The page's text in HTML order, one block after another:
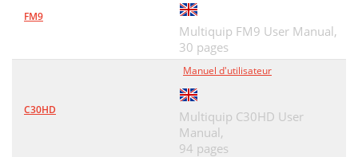
FM9
Multiquip FM9 User Manual,
30 pages
C30HD
Manuel d'utilisateur
Multiquip C30HD User
Manual,
94 pages